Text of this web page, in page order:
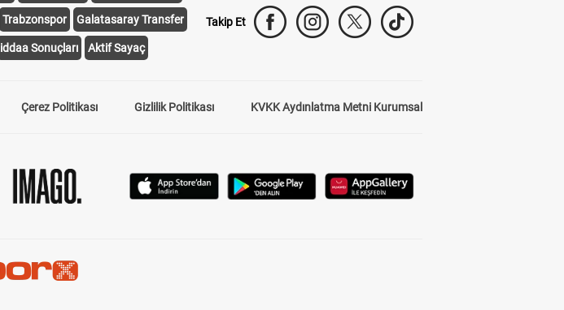
Trabzonspor Galatasaray Transfer
iddaa Sonuçları Aktif Sayaç
Takip Et
Çerez Politikası Gizlilik Politikası KVKK Aydınlatma Metni Kurumsal